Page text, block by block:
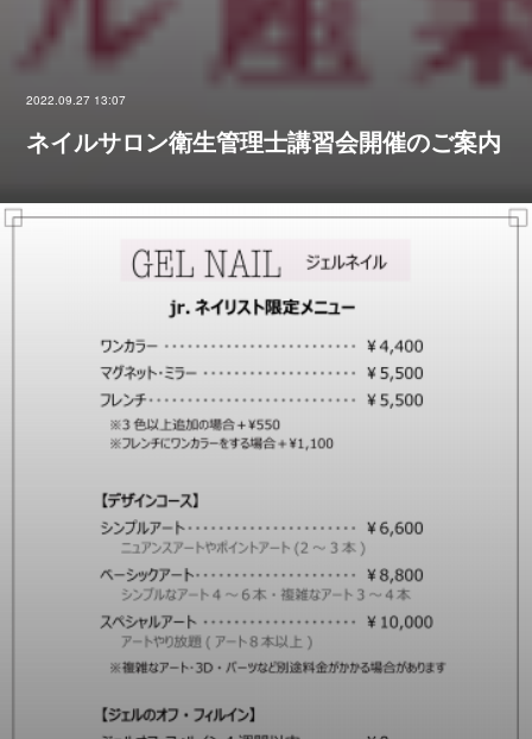
2022.09.27 13:07
ネイルサロン衛生管理士講習会開催のご案内